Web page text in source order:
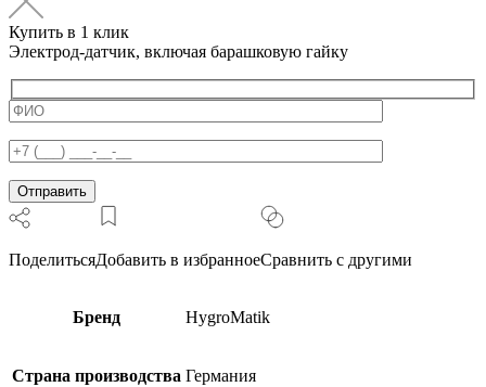
гайку
Купить в 1 клик
Электрод-датчик, включая барашковую гайку
ПоделитьсяДобавить в избранноеСравнить с другими
Бренд HygroMatik
Страна производства Германия